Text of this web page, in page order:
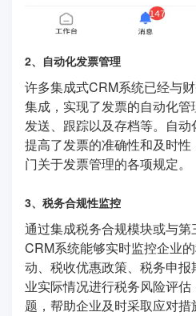
2、自动化发票管理
许多集成式CRM系统已经与
集成，实现了发票的自动化管
发送、跟踪以及存档等。自动
提高了发票的准确性和及时
门关于发票管理的各项规定。
3、税务合规性监控
通过集成税务合规模块或与第
CRM系统能够实时监控企业
动、税收优惠政策、税务申
业实际情况进行税务风险评
题，帮助企业及时采取应对措